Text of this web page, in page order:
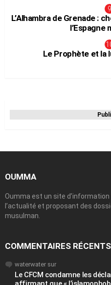
L’Alhambra de Grenade :
l’Espagne
Le Prophète et la
OUMMA
Oumma est un site
l’actualité et proposant des
musulman.
COMMENTAIRES RÉCENTS
waterwater sur
Le CFCM condamne les